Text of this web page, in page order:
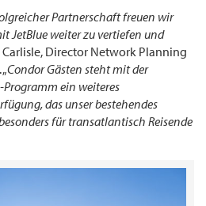
Partnerschaft freuen wir
JetBlue weiter zu vertiefen und
Carlisle, Director Network Planning
Condor Gästen steht mit der
ein weiteres
das unser bestehendes
für transatlantisch Reisende